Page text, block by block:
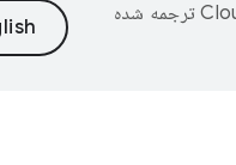
ترجمه شده